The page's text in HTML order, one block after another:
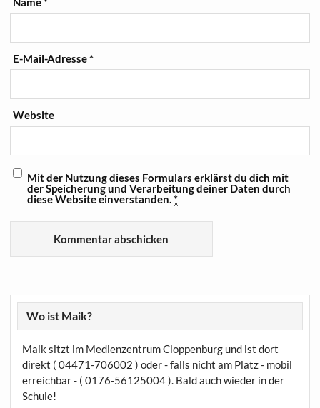
E-Mail-Adresse*
Website
Mit der Nutzung dieses Formulars erklärst du dich mit
der Speicherung und Verarbeitung deiner Daten durch
diese Website einverstanden.*
Wo ist Maik?
Maik sitzt im Medienzentrum Cloppenburg und ist dort
direkt ( 04471-706002 ) oder - falls nicht am Platz - mobil
erreichbar - ( 0176-56125004 ). Bald auch wieder in der
Schule!